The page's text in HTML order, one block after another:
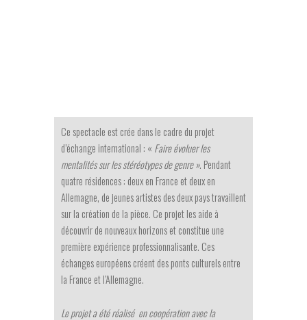
Ce spectacle est crée dans le cadre du projet
d’échange international : « Faire évoluer les
mentalités sur les stéréotypes de genre ». Pendant
quatre résidences : deux en France et deux en
Allemagne, de jeunes artistes des deux pays travaillent
sur la création de la pièce. Ce projet les aide à
découvrir de nouveaux horizons et constitue une
première expérience professionnalisante. Ces
échanges européens créent des ponts culturels entre
la France et l’Allemagne.
Le projet a été réalisé en coopération avec la